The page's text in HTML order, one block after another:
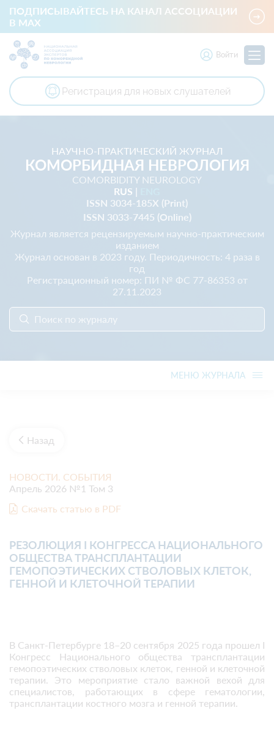
ПОДПИСЫВАЙТЕСЬ НА КАНАЛ АССОЦИАЦИИ
В MAX
Войти
Регистрация для новых слушателей
НАУЧНО-ПРАКТИЧЕСКИЙ ЖУРНАЛ
КОМОРБИДНАЯ НЕВРОЛОГИЯ
COMORBIDITY NEUROLOGY
RUS |
ISSN 3034-185X (Print)
ISSN 3033-7445 (Online)
Журнал является рецензируемым научно-практическим
изданием
Журнал основан в 2023 году. Периодичность: 4 раза в
год
Регистрационный номер: ПИ № ФС 77-86353 от
27.11.2023
МЕНЮ ЖУРНАЛА
Назад
НОВОСТИ. СОБЫТИЯ
Апрель 2026 №1 Том 3
Скачать статью в PDF
РЕЗОЛЮЦИЯ I КОНГРЕССА НАЦИОНАЛЬНОГО
ОБЩЕСТВА ТРАНСПЛАНТАЦИИ
ГЕМОПОЭТИЧЕСКИХ СТВОЛОВЫХ КЛЕТОК,
ГЕННОЙ И КЛЕТОЧНОЙ ТЕРАПИИ
В Санкт-Петербурге 18–20 сентября 2025 года прошел I
Конгресс Национального общества трансплантации
гемопоэтических стволовых клеток, генной и клеточной
терапии. Это мероприятие стало важной вехой для
специалистов, работающих в сфере гематологии,
трансплантации костного мозга и генной терапии.